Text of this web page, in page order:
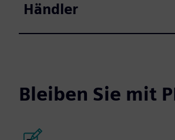
Händler
Bleiben Sie mit